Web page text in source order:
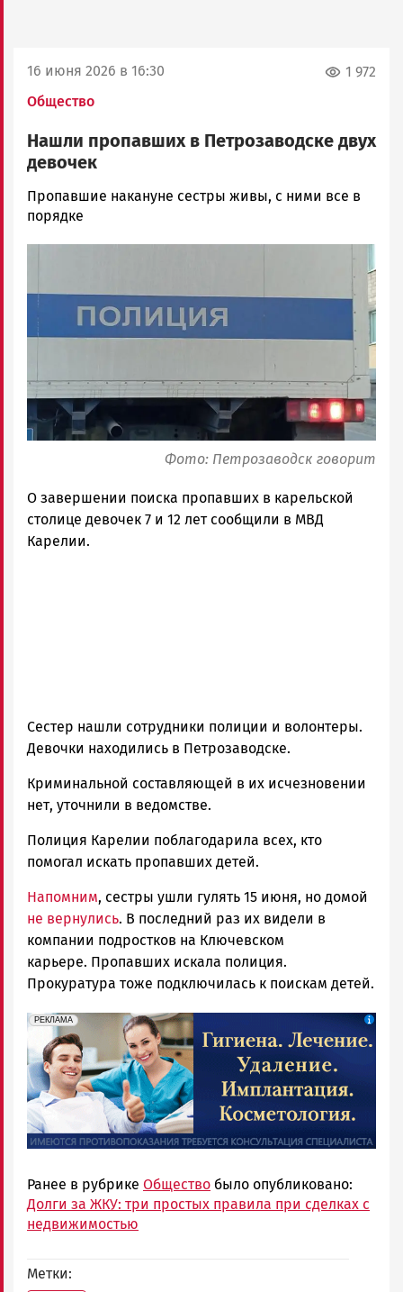
16 июня 2026 в 16:30
Общество
1 972
Нашли пропавших в Петрозаводске двух
девочек
Наталья
Колоко…
Карелии
Петрозаводск
Пропавшие накануне сестры живы, с ними все в
порядке
Фото: Петрозаводск говорит
О завершении поиска пропавших в карельской
столице девочек 7 и 12 лет сообщили в МВД
Карелии.
Сестер нашли сотрудники полиции и волонтеры.
Девочки находились в Петрозаводске.
Криминальной составляющей в их исчезновении
нет, уточнили в ведомстве.
Полиция Карелии поблагодарила всех, кто
помогал искать пропавших детей.
Напомним, сестры ушли гулять 15 июня, но домой
не вернулись. В последний раз их видели в
компании подростков на Ключевском
карьере. Пропавших искала полиция.
Прокуратура тоже подключилась к поискам детей.
erid: 2SDnjdpiKp6
РЕКЛАМА
Реклама
Ранее в рубрике Общество было опубликовано:
Долги за ЖКУ: три простых правила при сделках с
недвижимостью
Метки